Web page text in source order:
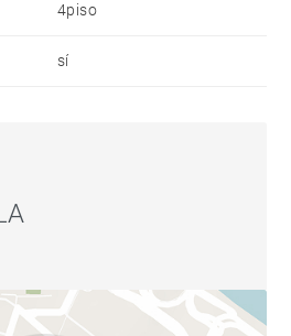
principal, nos encontramos
reformado con plato de
en tonos naturales y
2025
4piso
sí